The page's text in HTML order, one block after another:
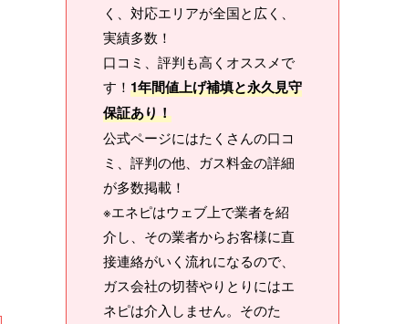
く、対応エリアが全国と広く、
実績多数！
口コミ、評判も高くオススメで
す！ 1年間値上げ補填と永久見守
保証あり！
公式ページにはたくさんの口コ
ミ、評判の他、ガス料金の詳細
が多数掲載！
※エネピはウェブ上で業者を紹
介し、その業者からお客様に直
接連絡がいく流れになるので、
ガス会社の切替やりとりにはエ
ネピは介入しません。そのた